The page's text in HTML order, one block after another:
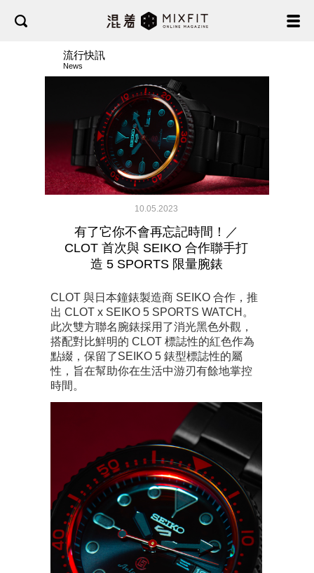
流行快訊
News
10.05.2023
有了它你不會再忘記時間！／
CLOT 首次與 SEIKO 合作聯手打
造 5 SPORTS 限量腕錶
CLOT 與日本鐘錶製造商 SEIKO 合作，推
出 CLOT x SEIKO 5 SPORTS WATCH。
此次雙方聯名腕錶採用了消光黑色外觀，
搭配對比鮮明的 CLOT 標誌性的紅色作為
點綴，保留了SEIKO 5 錶型標誌性的屬
性，旨在幫助你在生活中游刃有餘地掌控
時間。